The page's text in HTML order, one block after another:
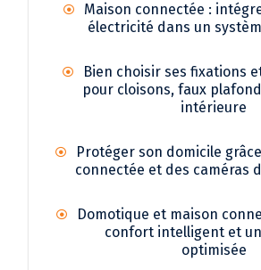
Maison connectée :
électricité dans un
Bien choisir ses fixations
pour cloisons, faux
intérieure
Protéger son domicile
connectée et des caméras
Domotique et maison
confort intelligent et
optimisée